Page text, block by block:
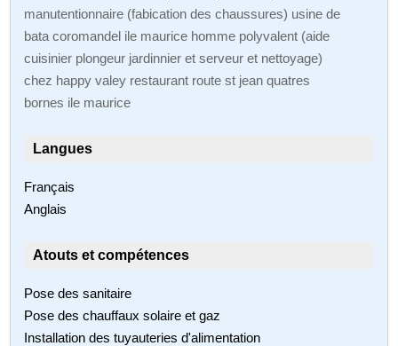
manutentionnaire (fabication des chaussures) usine de
bata coromandel ile maurice homme polyvalent (aide
cuisinier plongeur jardinnier et serveur et nettoyage)
chez happy valey restaurant route st jean quatres
bornes ile maurice
Langues
Français
Anglais
Atouts et compétences
Pose des sanitaire
Pose des chauffaux solaire et gaz
Installation des tuyauteries d'alimentation